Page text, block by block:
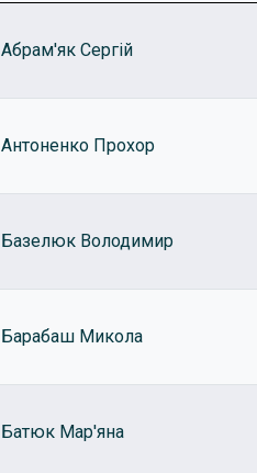
Абрам'як Сергій
Антоненко Прохор
Базелюк Володимир
Барабаш Микола
Батюк Мар'яна